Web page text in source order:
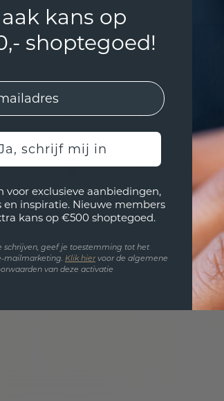
Toi et Moi PER PER 585
goud gele saffier 8x6 mm
Gratis verzending en 30
kans op
shoptegoed!
schrijf mij in
voor exclusieve aanbiedingen,
en inspiratie. Nieuwe members
kans op €500 shoptegoed.
schrijven, geef je toestemming tot het
mailmarketing. Klik hiervoor de algemene
van deze activatie